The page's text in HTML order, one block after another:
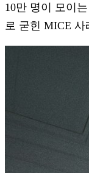
10만 명이 모이
로 굳힌 MICE 사